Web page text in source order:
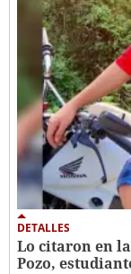
DETALLES
Lo citaron en
Pozo,